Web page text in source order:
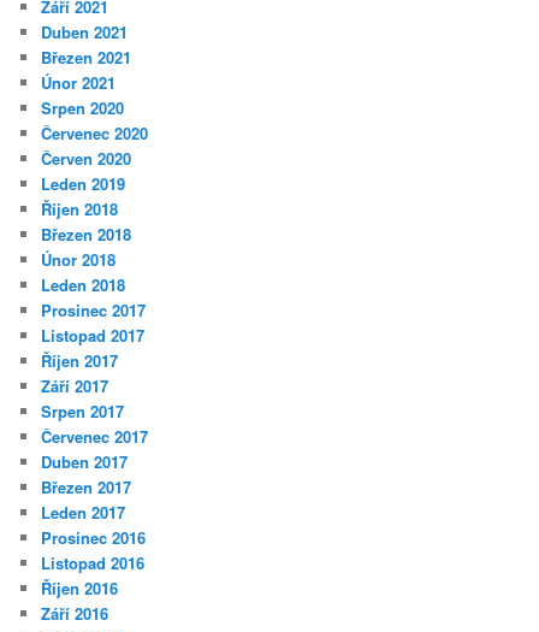
Září 2021
Duben 2021
Březen 2021
Únor 2021
Srpen 2020
Červenec 2020
Červen 2020
Leden 2019
Říjen 2018
Březen 2018
Únor 2018
Leden 2018
Prosinec 2017
Listopad 2017
Říjen 2017
Září 2017
Srpen 2017
Červenec 2017
Duben 2017
Březen 2017
Leden 2017
Prosinec 2016
Listopad 2016
Říjen 2016
Září 2016